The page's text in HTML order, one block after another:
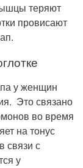
теряют
провисают
у женщин
Это связано
во время
на тонус
связи с
у